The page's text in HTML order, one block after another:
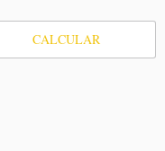
CALCULAR